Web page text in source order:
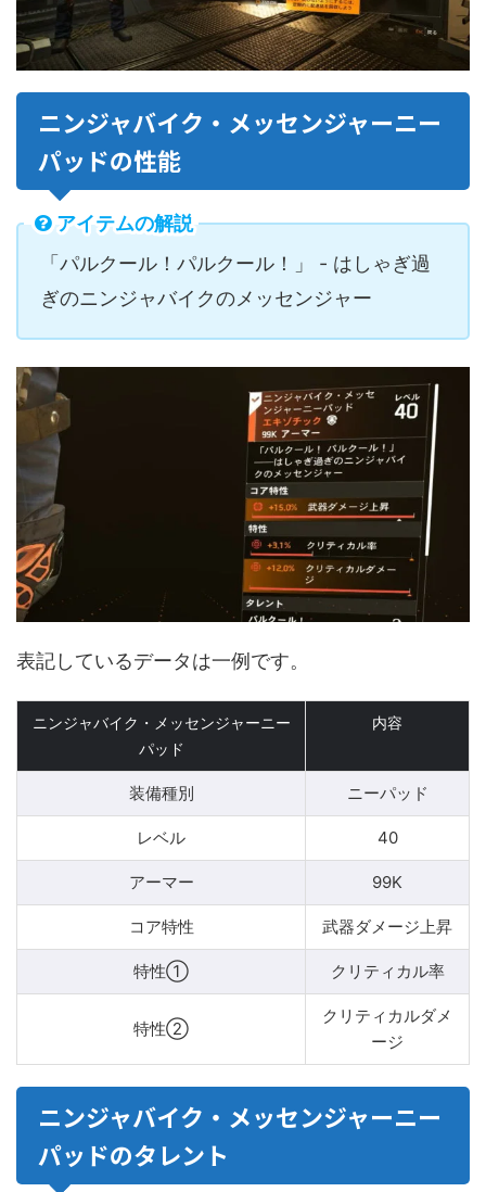
ニンジャバイク・メッセンジャーニー
パッドの性能
アイテムの解説
「パルクール！パルクール！」 - はしゃぎ過
ぎのニンジャバイクのメッセンジャー
表記しているデータは一例です。
ニンジャバイク・メッセンジャーニー
パッド
内容
装備種別 ニーパッド
レベル 40
アーマー 99K
コア特性 武器ダメージ上昇
特性① クリティカル率
特性②
クリティカルダメ
ージ
ニンジャバイク・メッセンジャーニー
パッドのタレント